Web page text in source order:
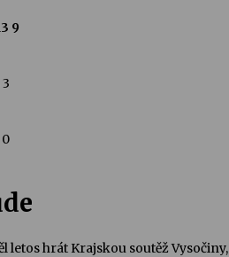
9
0
letos hrát Krajskou soutěž Vysočiny,